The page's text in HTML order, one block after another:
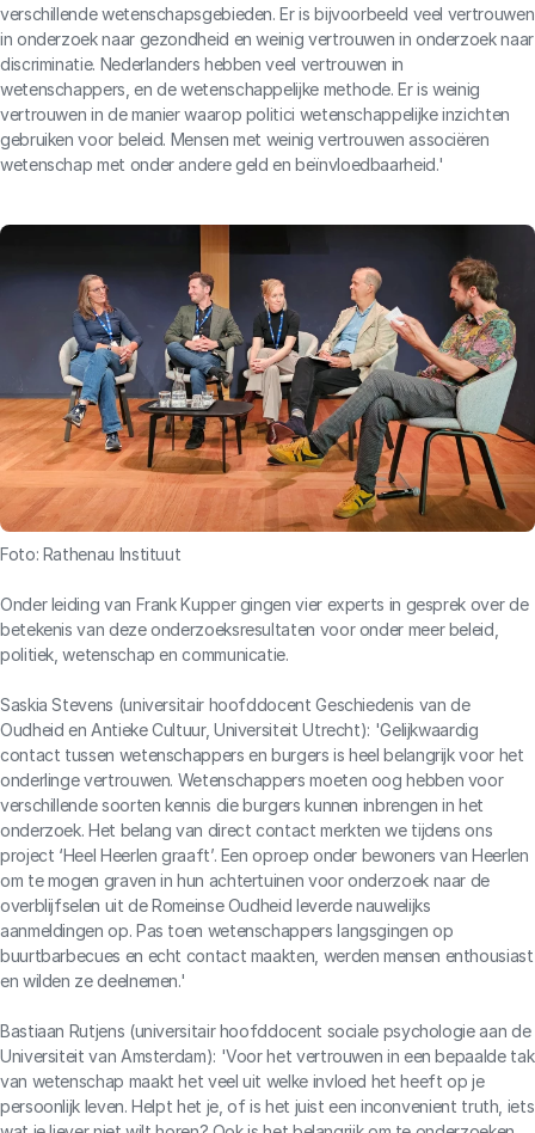
verschillende wetenschapsgebieden. Er is bijvoorbeeld veel vertrouwen
in onderzoek naar gezondheid en weinig vertrouwen in onderzoek naar
discriminatie. Nederlanders hebben veel vertrouwen in
wetenschappers, en de wetenschappelijke methode. Er is weinig
vertrouwen in de manier waarop politici wetenschappelijke inzichten
gebruiken voor beleid. Mensen met weinig vertrouwen associëren
wetenschap met onder andere geld en beïnvloedbaarheid.'
Foto: Rathenau Instituut
Onder leiding van Frank Kupper gingen vier experts in gesprek over de
betekenis van deze onderzoeksresultaten voor onder meer beleid,
politiek, wetenschap en communicatie.
Saskia Stevens (universitair hoofddocent Geschiedenis van de
Oudheid en Antieke Cultuur, Universiteit Utrecht): 'Gelijkwaardig
contact tussen wetenschappers en burgers is heel belangrijk voor het
onderlinge vertrouwen. Wetenschappers moeten oog hebben voor
verschillende soorten kennis die burgers kunnen inbrengen in het
onderzoek. Het belang van direct contact merkten we tijdens ons
project ‘Heel Heerlen graaft’. Een oproep onder bewoners van Heerlen
om te mogen graven in hun achtertuinen voor onderzoek naar de
overblijfselen uit de Romeinse Oudheid leverde nauwelijks
aanmeldingen op. Pas toen wetenschappers langsgingen op
buurtbarbecues en echt contact maakten, werden mensen enthousiast
en wilden ze deelnemen.'
Bastiaan Rutjens (universitair hoofddocent sociale psychologie aan de
Universiteit van Amsterdam): 'Voor het vertrouwen in een bepaalde tak
van wetenschap maakt het veel uit welke invloed het heeft op je
persoonlijk leven. Helpt het je, of is het juist een inconvenient truth, iets